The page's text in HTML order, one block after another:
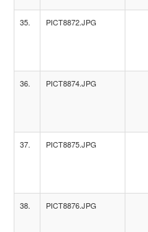
35. PICT8872.JPG
36. PICT8874.JPG
37. PICT8875.JPG
38. PICT8876.JPG